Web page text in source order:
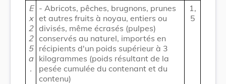
E
x
2
2
5
a
.
- Abricots, pêches, brugnons, prunes
et autres fruits à noyau, entiers ou
divisés, même écrasés (pulpes)
conservés au naturel, importés en
récipients d'un poids supérieur à 3
kilogrammes (poids résultant de la
pesée cumulée du contenant et du
contenu)
1,
5